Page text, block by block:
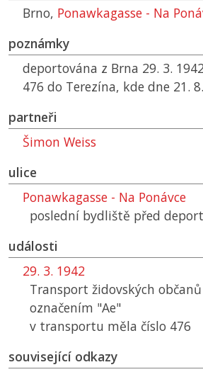
Brno, Ponawkagasse - Na
poznámky
deportována z Brna 29. 3.
476 do Terezína, kde dne 21.
partneři
Šimon Weiss
ulice
Ponawkagasse - Na Ponávce
poslední bydliště před
události
29. 3. 1942
Transport židovských
označením "Ae"
v transportu měla číslo 476
související odkazy